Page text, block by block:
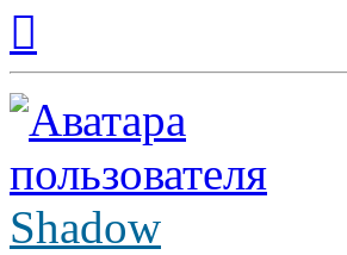
началу
Shadow